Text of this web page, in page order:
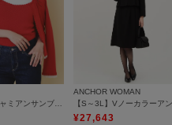
フリル付きキャミアンサンブルニットカーディガン【洗濯機OK】
ANCHOR WOMAN
¥27,643